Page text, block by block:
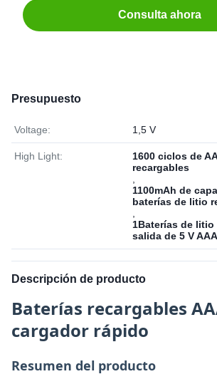
Consulta ahora
Presupuesto
Voltage: 1,5 V
High Light:
1600 ciclos de
recargables
1100mAh de
baterías de litio
1Baterías de
salida de 5 V AAA
Descripción de producto
Baterías recargables
cargador rápido
Resumen del producto